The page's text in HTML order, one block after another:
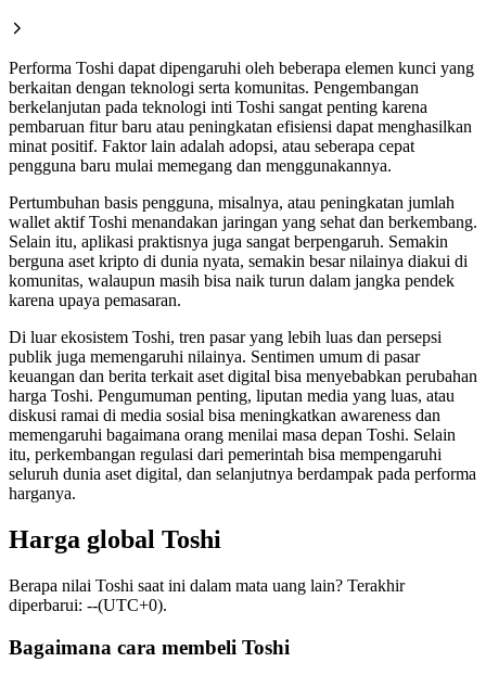
Performa Toshi dapat dipengaruhi oleh beberapa elemen kunci yang
berkaitan dengan teknologi serta komunitas. Pengembangan
berkelanjutan pada teknologi inti Toshi sangat penting karena
pembaruan fitur baru atau peningkatan efisiensi dapat menghasilkan
minat positif. Faktor lain adalah adopsi, atau seberapa cepat
pengguna baru mulai memegang dan menggunakannya.
Pertumbuhan basis pengguna, misalnya, atau peningkatan jumlah
wallet aktif Toshi menandakan jaringan yang sehat dan berkembang.
Selain itu, aplikasi praktisnya juga sangat berpengaruh. Semakin
berguna aset kripto di dunia nyata, semakin besar nilainya diakui di
komunitas, walaupun masih bisa naik turun dalam jangka pendek
karena upaya pemasaran.
Di luar ekosistem Toshi, tren pasar yang lebih luas dan persepsi
publik juga memengaruhi nilainya. Sentimen umum di pasar
keuangan dan berita terkait aset digital bisa menyebabkan perubahan
harga Toshi. Pengumuman penting, liputan media yang luas, atau
diskusi ramai di media sosial bisa meningkatkan awareness dan
memengaruhi bagaimana orang menilai masa depan Toshi. Selain
itu, perkembangan regulasi dari pemerintah bisa mempengaruhi
seluruh dunia aset digital, dan selanjutnya berdampak pada performa
harganya.
Harga global Toshi
Berapa nilai Toshi saat ini dalam mata uang lain? Terakhir
diperbarui: --(UTC+0).
Bagaimana cara membeli Toshi